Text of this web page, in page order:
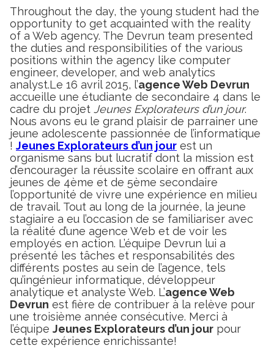
Throughout the day, the young student had the
opportunity to get acquainted with the reality
of a Web agency. The Devrun team presented
the duties and responsibilities of the various
positions within the agency like computer
engineer, developer, and web analytics
analyst.Le 16 avril 2015, l’agence Web Devrun
accueille une étudiante de secondaire 4 dans le
cadre du projet Jeunes Explorateurs d’un jour.
Nous avons eu le grand plaisir de parrainer une
jeune adolescente passionnée de l’informatique
! Jeunes Explorateurs d’un jour est un
organisme sans but lucratif dont la mission est
d’encourager la réussite scolaire en offrant aux
jeunes de 4ème et de 5ème secondaire
l’opportunité de vivre une expérience en milieu
de travail. Tout au long de la journée, la jeune
stagiaire a eu l’occasion de se familiariser avec
la réalité d’une agence Web et de voir les
employés en action. L’équipe Devrun lui a
présenté les tâches et responsabilités des
différents postes au sein de l’agence, tels
qu’ingénieur informatique, développeur
analytique et analyste Web. L’agence Web
Devrun est fière de contribuer à la relève pour
une troisième année consécutive. Merci à
l’équipe Jeunes Explorateurs d’un jour pour
cette expérience enrichissante!